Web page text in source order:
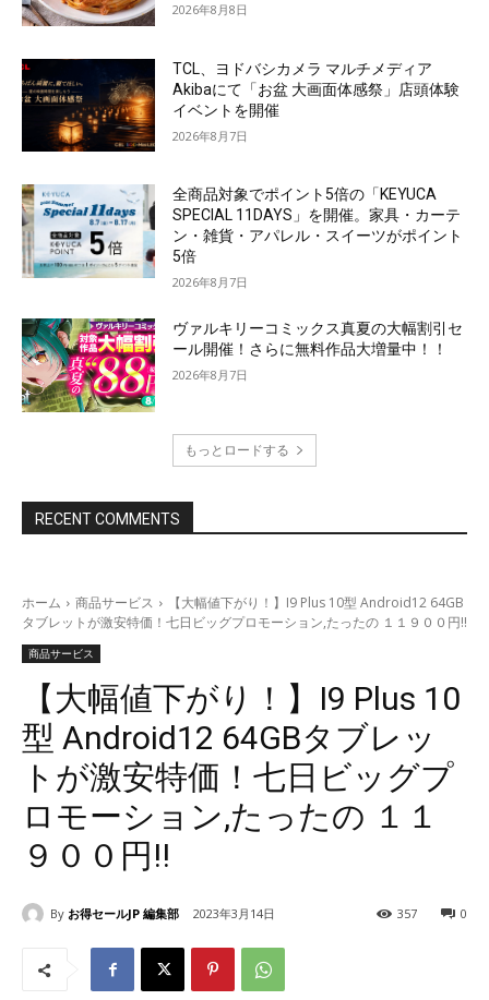
2026年8月8日
TCL、ヨドバシカメラ マルチメディア
Akibaにて「お盆 大画面体感祭」店頭体験
イベントを開催
2026年8月7日
全商品対象でポイント5倍の「KEYUCA
SPECIAL 11DAYS」を開催。家具・カーテ
ン・雑貨・アパレル・スイーツがポイント
5倍
2026年8月7日
ヴァルキリーコミックス真夏の大幅割引セ
ール開催！さらに無料作品大増量中！！
2026年8月7日
もっとロードする
RECENT COMMENTS